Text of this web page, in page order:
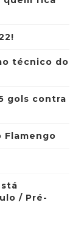
técnico do
gols contra
Flamengo
/ Pré-